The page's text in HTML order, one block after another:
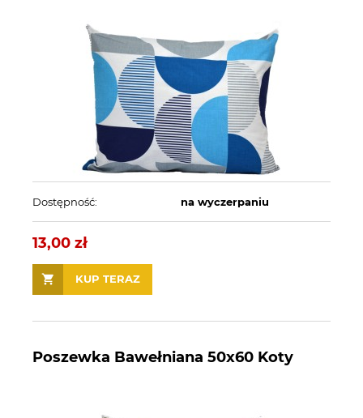
Dostępność: na wyczerpaniu
13,00 zł
KUP TERAZ
Poszewka Bawełniana 50x60 Koty